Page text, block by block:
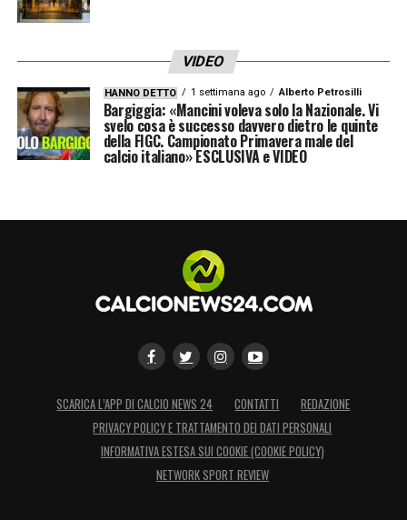
VIDEO
HANNO DETTO 1 settimana ago Alberto Petrosilli
Bargiggia: «Mancini voleva solo la Nazionale. Vi
svelo cosa è successo davvero dietro le quinte
della FIGC. Campionato Primavera male del
calcio italiano» ESCLUSIVA e VIDEO
SCARICA L’APP DI CALCIO NEWS 24 CONTATTI
REDAZIONE
PRIVACY POLICY E TRATTAMENTO DEI DATI PERSONALI
INFORMATIVA ESTESA SUI COOKIE (COOKIE POLICY)
NETWORK SPORT REVIEW